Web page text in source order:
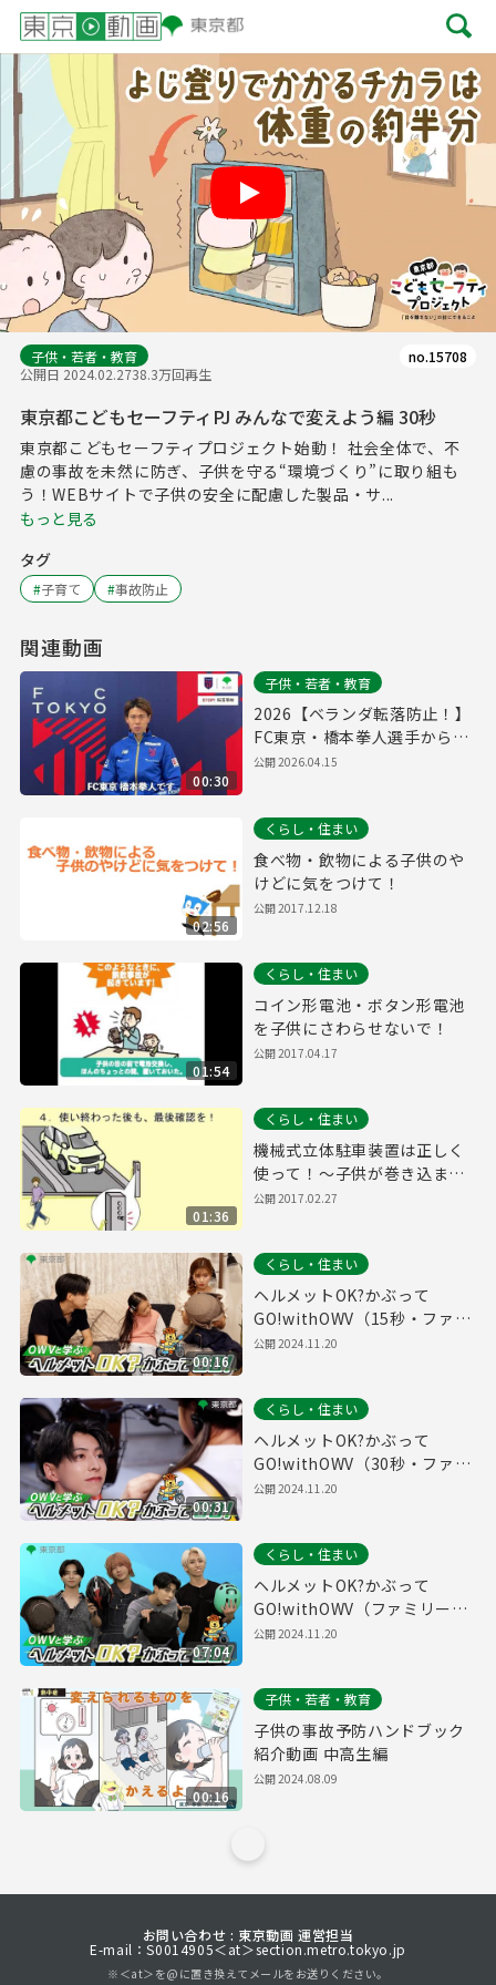
Play
子供・若者・教育
公開日 2024.02.2738.3万回再生
no.15708
東京都こどもセーフティPJ みんなで変えよう編 30秒
東京都こどもセーフティプロジェクト始動！ 社会全体で、不
慮の事故を未然に防ぎ、子供を守る“環境づくり”に取り組も
う！WEBサイトで子供の安全に配慮した製品・サ...
もっと見る
タグ
#子育て #事故防止
関連動画
00:30
子供・若者・教育
2026【ベランダ転落防止！】
FC東京・橋本拳人選手からの
メッセージ
公開2026.04.15
02:56
くらし・住まい
食べ物・飲物による子供のや
けどに気をつけて！
公開2017.12.18
01:54
くらし・住まい
コイン形電池・ボタン形電池
を子供にさわらせないで！
公開2017.04.17
01:36
くらし・住まい
機械式立体駐車装置は正しく
使って！～子供が巻き込まれ
る重大な事故が発生していま
公開2017.02.27
00:16
くらし・住まい
ヘルメットOK?かぶって
GO!withOWV（15秒・ファミ
リー編）自転車ヘルメット着
公開2024.11.20
00:31
くらし・住まい
ヘルメットOK?かぶって
GO!withOWV（30秒・ファミ
リー編）自転車ヘルメット着
公開2024.11.20
07:04
くらし・住まい
ヘルメットOK?かぶって
GO!withOWV（ファミリー
編）自転車ヘルメット着用促
公開2024.11.20
00:16
子供・若者・教育
子供の事故予防ハンドブック
紹介動画 中高生編
公開2024.08.09
お問い合わせ : 東京動画 運営担当
E-mail：S0014905＜at＞section.metro.tokyo.jp
※＜at＞を@に置き換えてメールをお送りください。